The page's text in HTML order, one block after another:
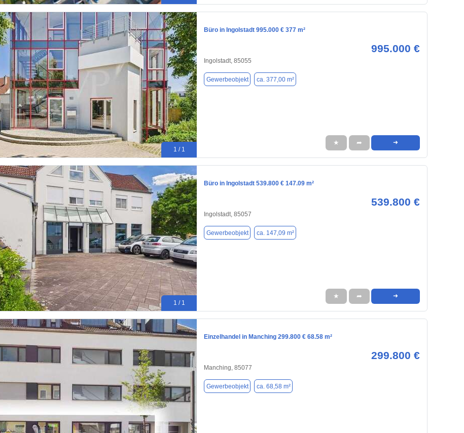
1 / 1
Büro in Ingolstadt 995.000 € 377 m²
995.000 €
Ingolstadt, 85055
Gewerbeobjekt ca. 377,00 m²
★ ➦ ➜
1 / 1
Büro in Ingolstadt 539.800 € 147.09 m²
539.800 €
Ingolstadt, 85057
Gewerbeobjekt ca. 147,09 m²
★ ➦ ➜
Einzelhandel in Manching 299.800 € 68.58 m²
299.800 €
Manching, 85077
Gewerbeobjekt ca. 68,58 m²